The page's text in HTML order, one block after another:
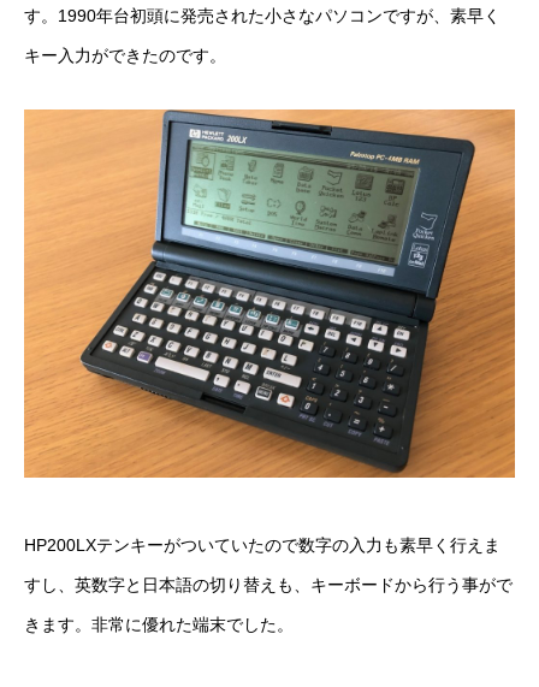
す。1990年台初頭に発売された小さなパソコンですが、素早く
キー入力ができたのです。
HP200LXテンキーがついていたので数字の入力も素早く行えま
すし、英数字と日本語の切り替えも、キーボードから行う事がで
きます。非常に優れた端末でした。